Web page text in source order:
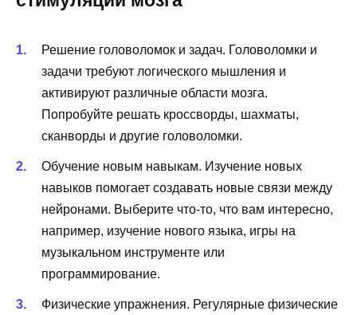
Решение головоломок и задач. Головоломки и
задачи требуют логического мышления и
активируют различные области мозга.
Попробуйте решать кроссворды, шахматы,
сканворды и другие головоломки.
Обучение новым навыкам. Изучение новых
навыков помогает создавать новые связи между
нейронами. Выберите что-то, что вам интересно,
например, изучение нового языка, игры на
музыкальном инструменте или
программирование.
Физические упражнения. Регулярные физические